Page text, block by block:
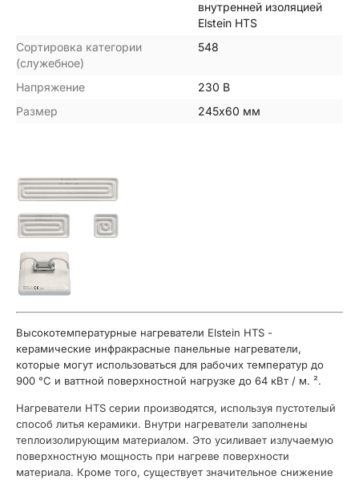
внутренней изоляцией
Elstein HTS
Сортировка категории
(служебное)
548
Напряжение
230 В
Размер
245х60 мм
Высокотемпературные нагреватели Elstein HTS -
керамические инфракрасные панельные нагреватели,
которые могут использоваться для рабочих температур до
900 °C и ваттной поверхностной нагрузке до 64 кВт / м. ².
Нагреватели HTS серии производятся, используя пустотелый
способ литья керамики. Внутри нагреватели заполнены
теплоизолирующим материалом. Это усиливает излучаемую
поверхностную мощность при нагреве поверхности
материала. Кроме того, существует значительное снижение